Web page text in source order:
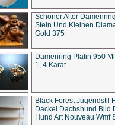
Schöner Alter
Stein Und Kleinen
Gold 375
Damenring Platin 950
1, 4 Karat
Black Forest Jugendstil
Dackel Dachshund Bild
Hund Art Nouveau Wmf